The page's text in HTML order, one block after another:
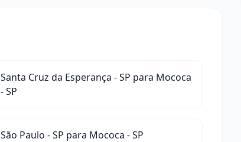
Santa Cruz da Esperança - SP para Mococa
- SP
São Paulo - SP para Mococa - SP